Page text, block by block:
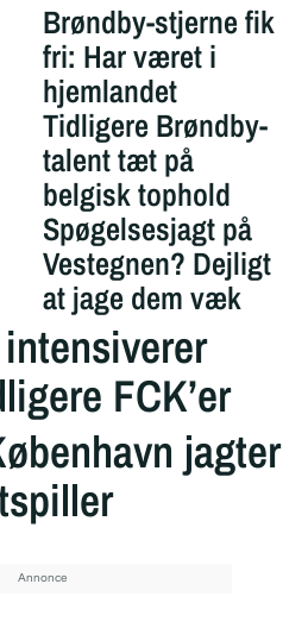
Brøndby-stjerne fik
fri: Har været i
hjemlandet
Tidligere Brøndby-
talent tæt på
belgisk tophold
Spøgelsesjagt på
Vestegnen? Dejligt
at jage dem væk
FCK’er
jagter